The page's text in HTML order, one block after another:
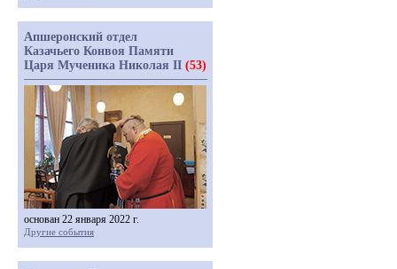
Апшеронский отдел
Казачьего Конвоя Памяти
Царя Мученика Николая II (53)
основан 22 января 2022 г.
Другие события